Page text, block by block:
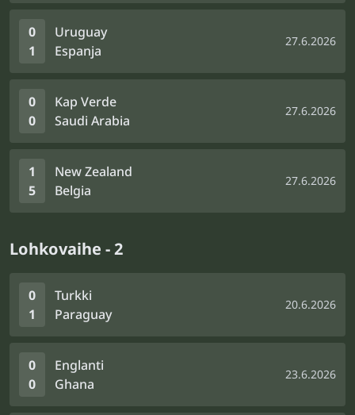
0
1
Uruguay
Espanja
27.6.2026
0
0
Kap Verde
Saudi Arabia
27.6.2026
1
5
New Zealand
Belgia
27.6.2026
Lohkovaihe - 2
0
1
Turkki
Paraguay
20.6.2026
0
0
Englanti
Ghana
23.6.2026